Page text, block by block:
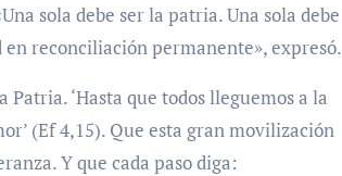
sola debe ser la patria. Una sola debe
reconciliación permanente», expresó.
‘Hasta que todos lleguemos a la
(Ef 4,15). Que esta gran movilización
Y que cada paso diga: